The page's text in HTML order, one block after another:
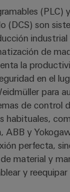
(PLC)
(DCS) son
de
la
en el
para
de control
habituales,
ABB y
perfecta,
material y
y